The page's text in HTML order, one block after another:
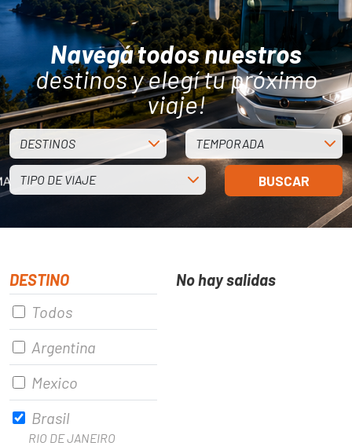
Navegá todos nuestros
destinos y elegí tu próximo
viaje!
DESTINOS TEMPORADA
TIPO DE VIAJE BUSCAR
DESTINO
Todos
Argentina
Mexico
Brasil
RIO DE JANEIRO
No hay salidas